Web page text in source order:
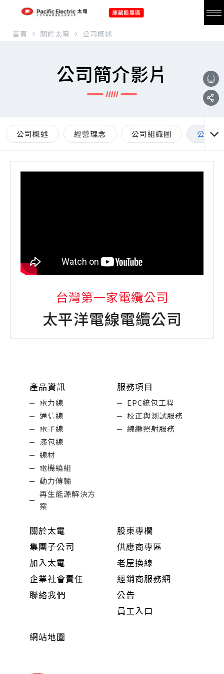
首頁 關於太電 公司概述
公司簡介影片
公司概述 經營理念 公司組織圖 公司簡
台灣第一家電纜公司
太平洋電線電纜公司
產品資訊
電力線
通信線
電子線
漆包線
線材
電機繞組
動力傳輸
再生能源解決方
案
服務項目
EPC統包工程
校正與測試服務
線纜照射服務
關於太電
集團子公司
加入太電
企業社會責任
聯絡我們
股東專欄
供應商專區
老屋換線
經銷商服務網
公告
員工入口
網站地圖